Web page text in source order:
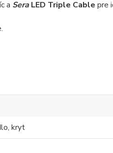
a SeraLED Triple Cable pre
kryt